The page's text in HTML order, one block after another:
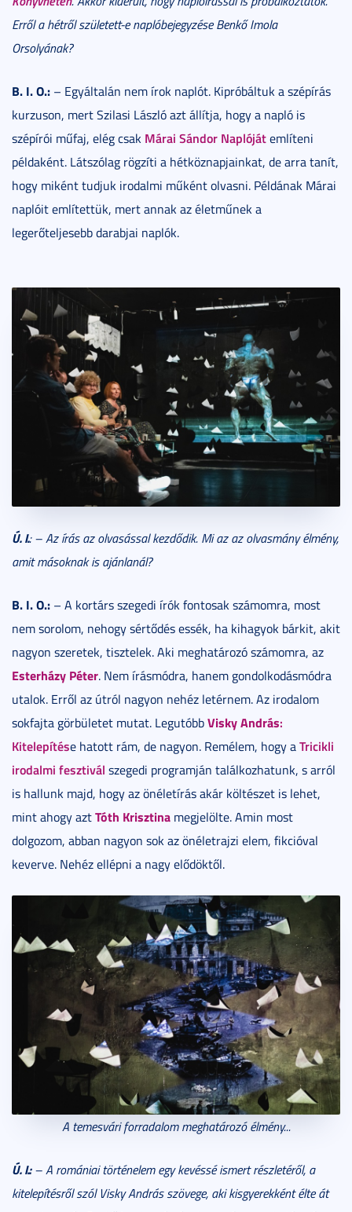
Erről a hétről született-e naplóbejegyzése Benkő Imola
Orsolyának?
B. I. O.: – Egyáltalán nem írok naplót. Kipróbáltuk a szépírás
kurzuson, mert Szilasi László azt állítja, hogy a napló is
szépírói műfaj, elég csak Márai Sándor Naplójátemlíteni
példaként. Látszólag rögzíti a hétköznapjainkat, de arra tanít,
hogy miként tudjuk irodalmi műként olvasni. Példának Márai
naplóit említettük, mert annak az életműnek a
legerőteljesebb darabjai naplók.
Ú. I.: – Az írás az olvasással kezdődik. Mi az az olvasmány élmény,
amit másoknak is ajánlanál?
B. I. O.: – A kortárs szegedi írók fontosak számomra, most
nem sorolom, nehogy sértődés essék, ha kihagyok bárkit, akit
nagyon szeretek, tisztelek. Aki meghatározó számomra, az
Esterházy Péter. Nem írásmódra, hanem gondolkodásmódra
utalok. Erről az útról nagyon nehéz letérnem. Az irodalom
sokfajta görbületet mutat. LegutóbbVisky András:
Kitelepítése hatott rám, de nagyon. Remélem, hogy aTricikli
irodalmi fesztivál szegedi programján találkozhatunk, s arról
is hallunk majd, hogy az önéletírás akár költészet is lehet,
mint ahogy aztTóth Krisztina megjelölte. Amin most
dolgozom, abban nagyon sok az önéletrajzi elem, fikcióval
keverve. Nehéz ellépni a nagy elődöktől.
A temesvári forradalom meghatározó élmény...
Ú. I.: – A romániai történelem egy kevéssé ismert részletéről, a
kitelepítésről szól Visky András szövege, aki kisgyerekként élte át